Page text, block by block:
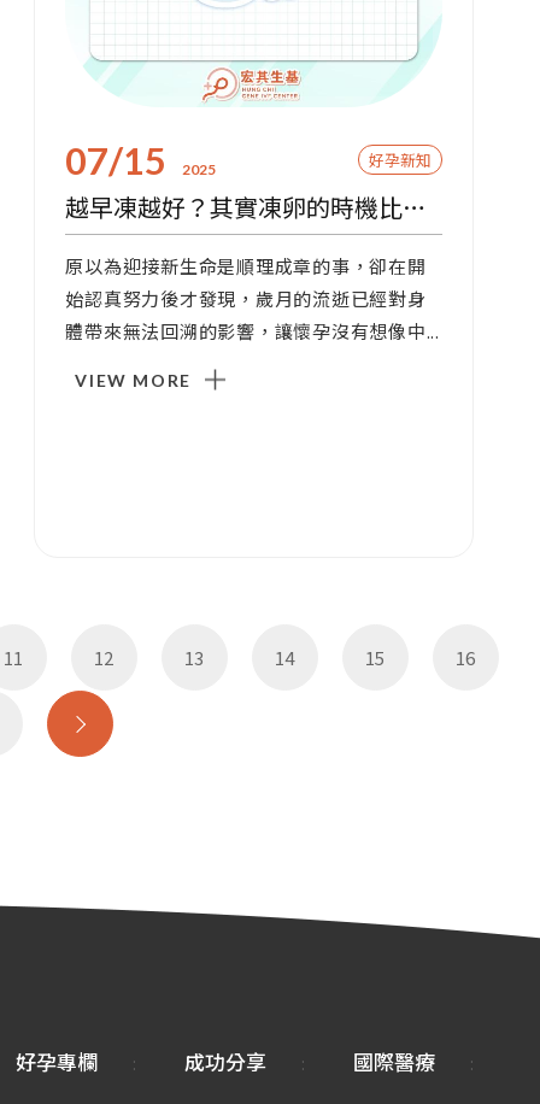
07/15 2025 好孕新知
越早凍越好？其實凍卵的時機比年齡更重要！
原以為迎接新生命是順理成章的事，卻在開
始認真努力後才發現，歲月的流逝已經對身
體帶來無法回溯的影響，讓懷孕沒有想像中...
VIEW MORE
11 12 13 14 15 16
好孕專欄 成功分享 國際醫療